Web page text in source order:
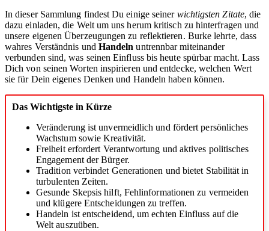
In dieser Sammlung findest Du einige seiner wichtigsten Zitate, die
dazu einladen, die Welt um uns herum kritisch zu hinterfragen und
unsere eigenen Überzeugungen zu reflektieren. Burke lehrte, dass
wahres Verständnis und Handeln untrennbar miteinander
verbunden sind, was seinen Einfluss bis heute spürbar macht. Lass
Dich von seinen Worten inspirieren und entdecke, welchen Wert
sie für Dein eigenes Denken und Handeln haben können.
Das Wichtigste in Kürze
Veränderung ist unvermeidlich und fördert persönliches
Wachstum sowie Kreativität.
Freiheit erfordert Verantwortung und aktives politisches
Engagement der Bürger.
Tradition verbindet Generationen und bietet Stabilität in
turbulenten Zeiten.
Gesunde Skepsis hilft, Fehlinformationen zu vermeiden
und klügere Entscheidungen zu treffen.
Handeln ist entscheidend, um echten Einfluss auf die
Welt auszuüben.